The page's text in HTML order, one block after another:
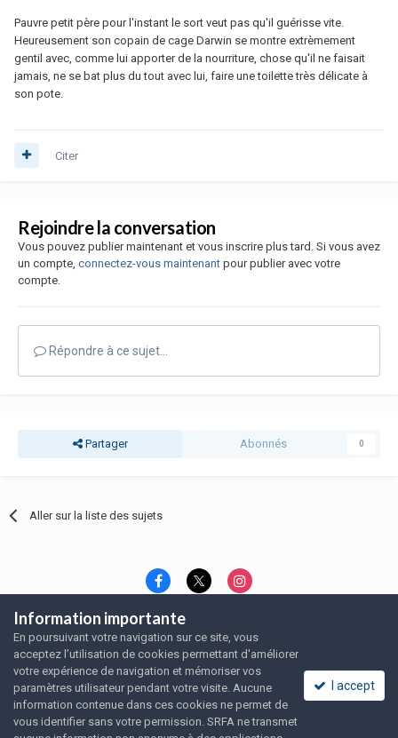
Pauvre petit père pour l'instant le sort veut pas qu'il guérisse vite.
Heureusement son copain de cage Darwin se montre extrèmement
gentil avec, comme lui apporter de la nourriture, chose qu'il ne faisait
jamais, ne se bat plus du tout avec lui, faire une toilette très délicate à
son pote.
Citer
Rejoindre la conversation
Vous pouvez publier maintenant et vous inscrire plus tard. Si vous avez
un compte, connectez-vous maintenant pour publier avec votre
compte.
Répondre à ce sujet…
Partager Abonnés 0
Aller sur la liste des sujets
Langue Thème
Politique de confidentialité
Nous contacter
Nous contacter
SRFA, l'association des amoureux du rat domestique
Powered by Invision Community
Information importante
En poursuivant votre navigation sur ce site, vous
acceptez l’utilisation de cookies permettant d'améliorer
votre expérience de navigation et mémoriser vos
paramètres utilisateur pendant votre visite. Aucune
information contenue dans ces cookies ne permet de
vous identifier sans votre permission. SRFA ne transmet
I accept